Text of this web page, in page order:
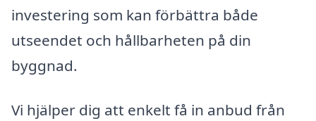
investering som kan förbättra både
utseendet och hållbarheten på din
byggnad.
Vi hjälper dig att enkelt få in anbud från